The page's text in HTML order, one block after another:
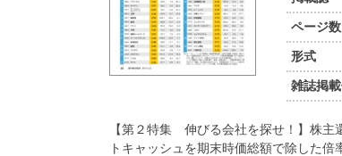
ページ数
形式
雑誌掲
【第２特集 伸びる会社を探せ！】株
トキャッシュを期末時価総額で除した